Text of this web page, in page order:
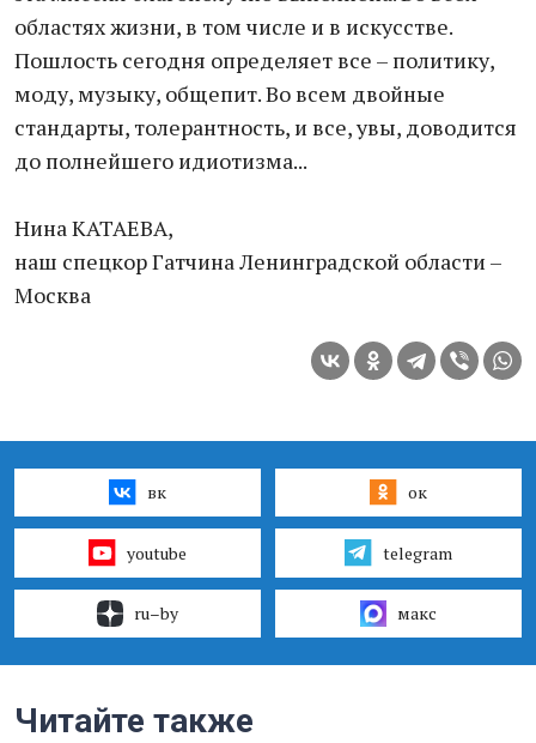
областях жизни, в том числе и в искусстве.
Пошлость сегодня определяет все – политику,
моду, музыку, общепит. Во всем двойные
стандарты, толерантность, и все, увы, доводится
до полнейшего идиотизма...
Нина КАТАЕВА,
наш спецкор Гатчина Ленинградской области –
Москва
вк ок
youtube telegram
ru–by макс
Читайте также